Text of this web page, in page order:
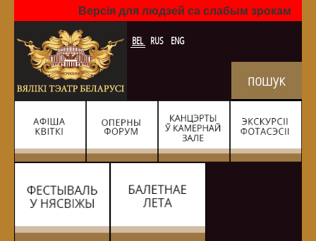
Версія для людзей са слабым зрокам
BEL RUS ENG